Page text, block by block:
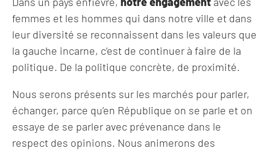
femmes et les hommes qui dans notre ville et dans
leur diversité se reconnaissent dans les valeurs que
la gauche incarne, c’est de continuer à faire de la
politique. De la politique concrète, de proximité.
Nous serons présents sur les marchés pour parler,
échanger, parce qu’en République on se parle et on
essaye de se parler avec prévenance dans le
respect des opinions. Nous animerons des